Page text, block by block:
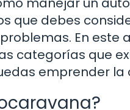
que debes
En
categorías que
emprender la